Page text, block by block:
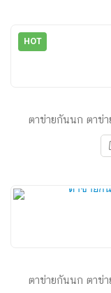
HOT
ตาข่ายกันนก ตาข่า
ตาข่ายกันนก ตาข่า